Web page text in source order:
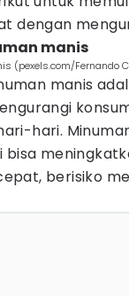
dengan
manis
(pexels.com/Fernando
manis
hari.
bisa
berisiko